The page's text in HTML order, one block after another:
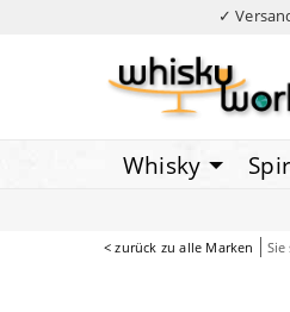
✓
Whisky
< zurück zu alle Marken